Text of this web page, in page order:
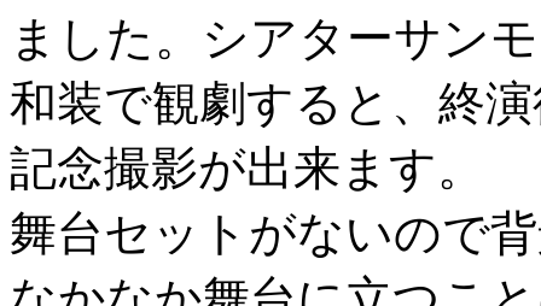
ました。シアターサン
和装で観劇すると、終
記念撮影が出来ます。
舞台セットがないので